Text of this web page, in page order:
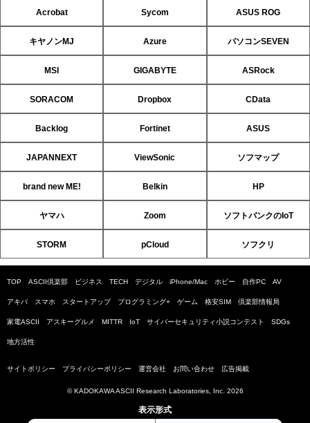
Acrobat Sycom ASUS ROG
キヤノンMJ Azure パソコンSEVEN
MSI GIGABYTE ASRock
SORACOM Dropbox CData
Backlog Fortinet ASUS
JAPANNEXT ViewSonic ソフマップ
brand new ME! Belkin HP
ヤマハ Zoom ソフトバンクのIoT
STORM pCloud ソフクリ
TOP ASCII倶楽部 ビジネス TECH デジタル iPhone/Mac ホビー 自作PC AV
アキバ スマホ スタートアップ プログラミング+ ゲーム 格安SIM 倶楽部情報局
家電ASCII アスキーグルメ MITTR IoT サイバーセキュリティ小説コンテスト SDGs
地方活性
サイトポリシー プライバシーポリシー 運営会社 お問い合わせ 広告掲載
© KADOKAWA ASCII Research Laboratories, Inc. 2026
表示形式